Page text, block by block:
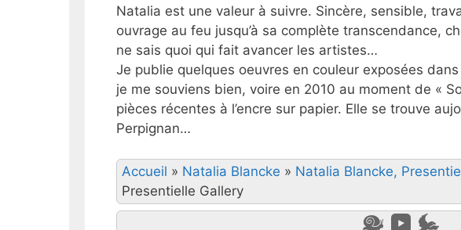
Natalia est une valeur à suivre. Sincère, sensible,
ouvrage au feu jusqu’à sa complète transcendance,
ne sais quoi qui fait avancer les artistes…
Je publie quelques oeuvres en couleur exposées
je me souviens bien, voire en 2010 au moment de «
pièces récentes à l’encre sur papier. Elle se trouve
Perpignan…
Accueil » Natalia Blancke » Natalia Blancke,
Presentielle Gallery